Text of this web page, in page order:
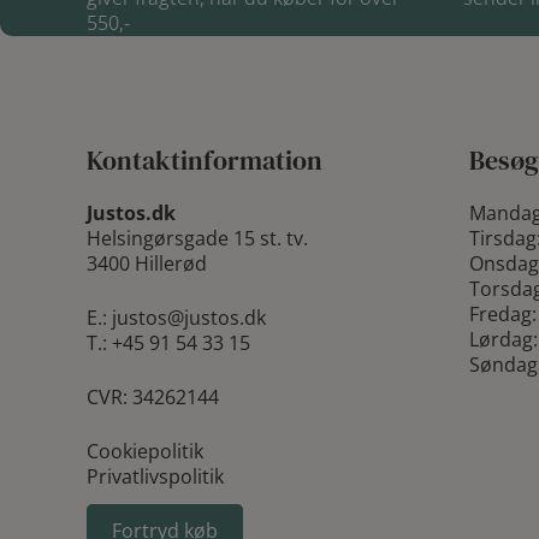
550,-
Kontaktinformation
Justos.dk
Helsingørsgade 15 st. tv.
3400 Hillerød
E.: justos@justos.dk
T.: +45 91 54 33 15
CVR: 34262144
Cookiepolitik
Privatlivspolitik
Fortryd køb
Tirsdag:
Fredag:
Lørdag: